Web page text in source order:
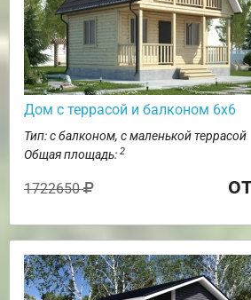
Дом с террасой и балконом 6х6
Тип: с балконом, с маленькой террасой
Общая площадь: 2
1722650